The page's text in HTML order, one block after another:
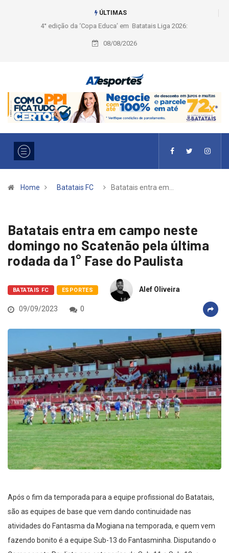
ÚLTIMAS
Liga 2026: Equipes rompem com a LABE na Série Ouro e entidade define
a 2° fase, times e formato
08/08/2026
Home Batatais FC Batatais entra em…
Batatais entra em campo neste
domingo no Scatenão pela última
rodada da 1° Fase do Paulista
BATATAIS FC ESPORTES Alef Oliveira
09/09/2023 0
Após o fim da temporada para a equipe profissional do Batatais,
são as equipes de base que vem dando continuidade nas
atividades do Fantasma da Mogiana na temporada, e quem vem
fazendo bonito é a equipe Sub-13 do Fantasminha. Disputando o